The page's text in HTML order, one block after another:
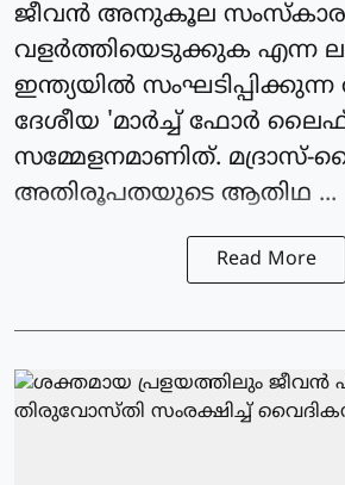
ജീവൻ അനുകൂല
വളർത്തിയെടുക്കുക എന്ന
ഇന്ത്യയിൽ
ദേശീയ 'മാർച്ച് ഫോർ
സമ്മേളനമാണിത്. മദ്രാസ്-
അതിരൂപതയുടെ ആതിഥ ...
Read More